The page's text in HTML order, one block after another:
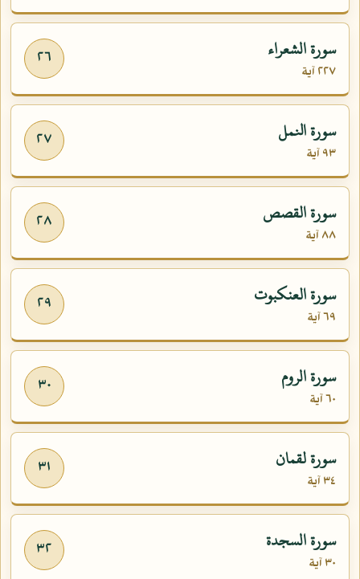
٢٦ سورة الشعراء
٢٢٧ آية
٢٧ سورة النمل
٩٣ آية
٢٨ سورة القصص
٨٨ آية
٢٩ سورة العنكبوت
٦٩ آية
٣٠ سورة الروم
٦٠ آية
٣١ سورة لقمان
٣٤ آية
٣٢ سورة السجدة
٣٠ آية